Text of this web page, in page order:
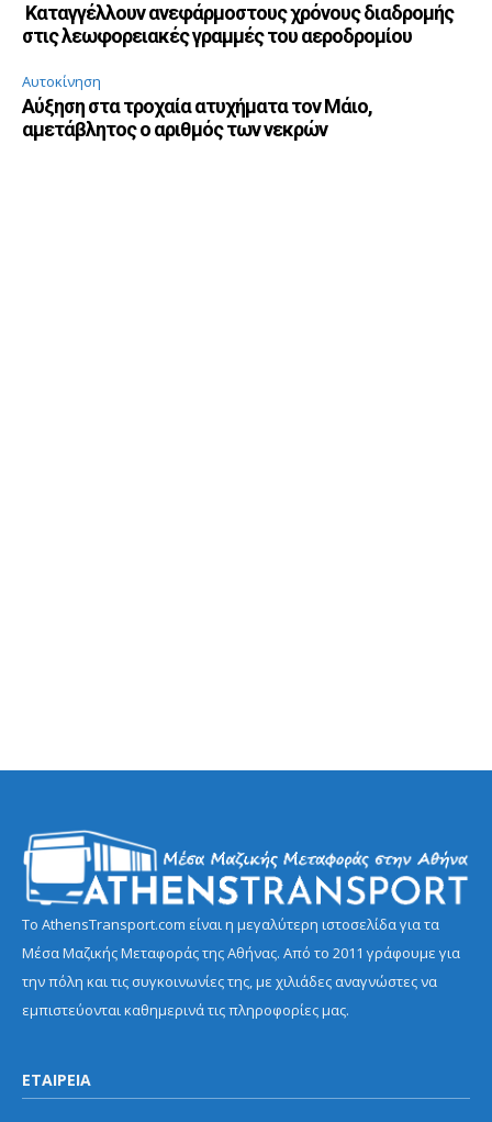
Καταγγέλλουν ανεφάρμοστους χρόνους διαδρομής
στις λεωφορειακές γραμμές του αεροδρομίου
Αυτοκίνηση
Αύξηση στα τροχαία ατυχήματα τον Μάιο,
αμετάβλητος ο αριθμός των νεκρών
Το AthensTransport.com είναι η μεγαλύτερη ιστοσελίδα για τα
Μέσα Μαζικής Μεταφοράς της Αθήνας. Από το 2011 γράφουμε για
την πόλη και τις συγκοινωνίες της, με χιλιάδες αναγνώστες να
εμπιστεύονται καθημερινά τις πληροφορίες μας.
ΕΤΑΙΡΕΙΑ